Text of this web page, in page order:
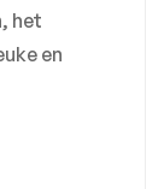
het
en